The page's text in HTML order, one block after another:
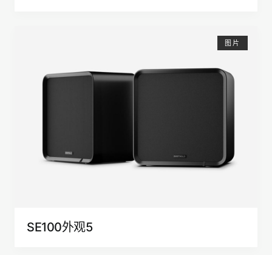
图片
SE100外观5